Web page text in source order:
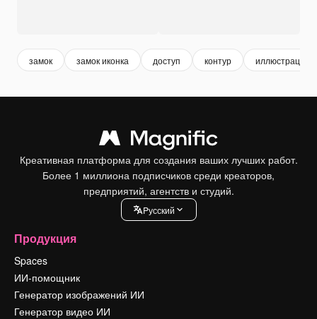
замок замок иконка доступ контур иллюстрация
Креативная платформа для создания ваших лучших работ.
Более 1 миллиона подписчиков среди креаторов,
предприятий, агентств и студий.
Pусский
Продукция
Spaces
ИИ-помощник
Генератор изображений ИИ
Генератор видео ИИ